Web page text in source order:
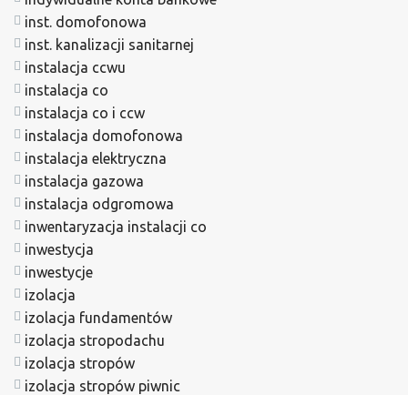
inst. domofonowa
inst. kanalizacji sanitarnej
instalacja ccwu
instalacja co
instalacja co i ccw
instalacja domofonowa
instalacja elektryczna
instalacja gazowa
instalacja odgromowa
inwentaryzacja instalacji co
inwestycja
inwestycje
izolacja
izolacja fundamentów
izolacja stropodachu
izolacja stropów
izolacja stropów piwnic